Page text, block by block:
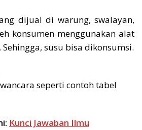
dijual di warung, swalayan,
konsumen menggunakan alat
susu bisa dikonsumsi.
seperti contoh tabel
Kunci Jawaban Ilmu